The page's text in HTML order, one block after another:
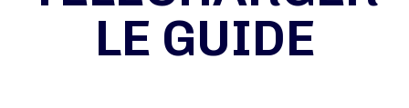
LE GUIDE